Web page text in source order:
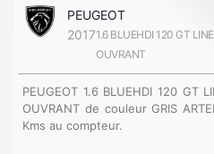
PEUGEOT
20171.6 BLUEHDI 120 GT
OUVRANT
PEUGEOT 1.6 BLUEHDI 120 GT
OUVRANT de couleur GRIS
Kms au compteur.